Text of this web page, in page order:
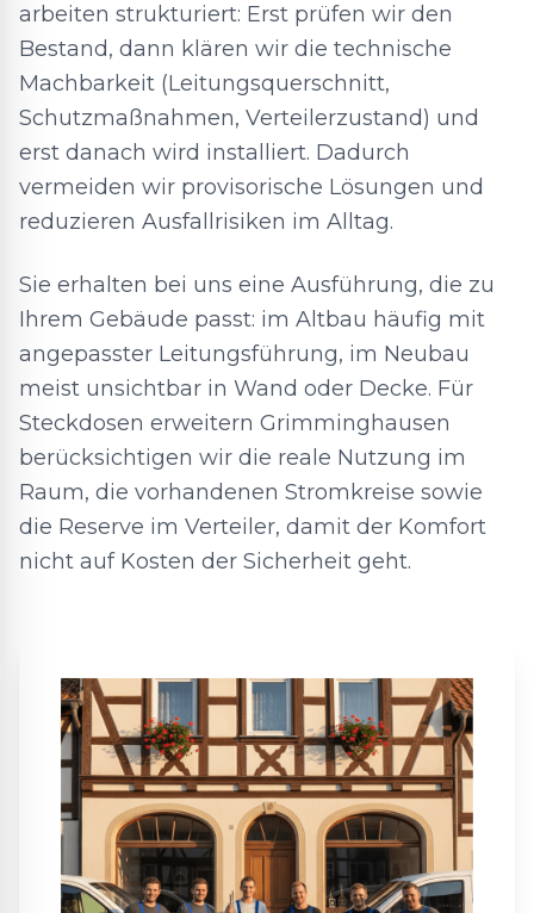
arbeiten strukturiert: Erst prüfen wir den
Bestand, dann klären wir die technische
Machbarkeit (Leitungsquerschnitt,
Schutzmaßnahmen, Verteilerzustand) und
erst danach wird installiert. Dadurch
vermeiden wir provisorische Lösungen und
reduzieren Ausfallrisiken im Alltag.
Sie erhalten bei uns eine Ausführung, die zu
Ihrem Gebäude passt: im Altbau häufig mit
angepasster Leitungsführung, im Neubau
meist unsichtbar in Wand oder Decke. Für
Steckdosen erweitern Grimminghausen
berücksichtigen wir die reale Nutzung im
Raum, die vorhandenen Stromkreise sowie
die Reserve im Verteiler, damit der Komfort
nicht auf Kosten der Sicherheit geht.